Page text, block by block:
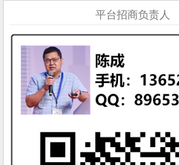
平台招商负责人